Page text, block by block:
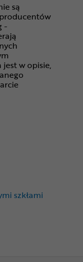
są
-
w opisie,
szkłami